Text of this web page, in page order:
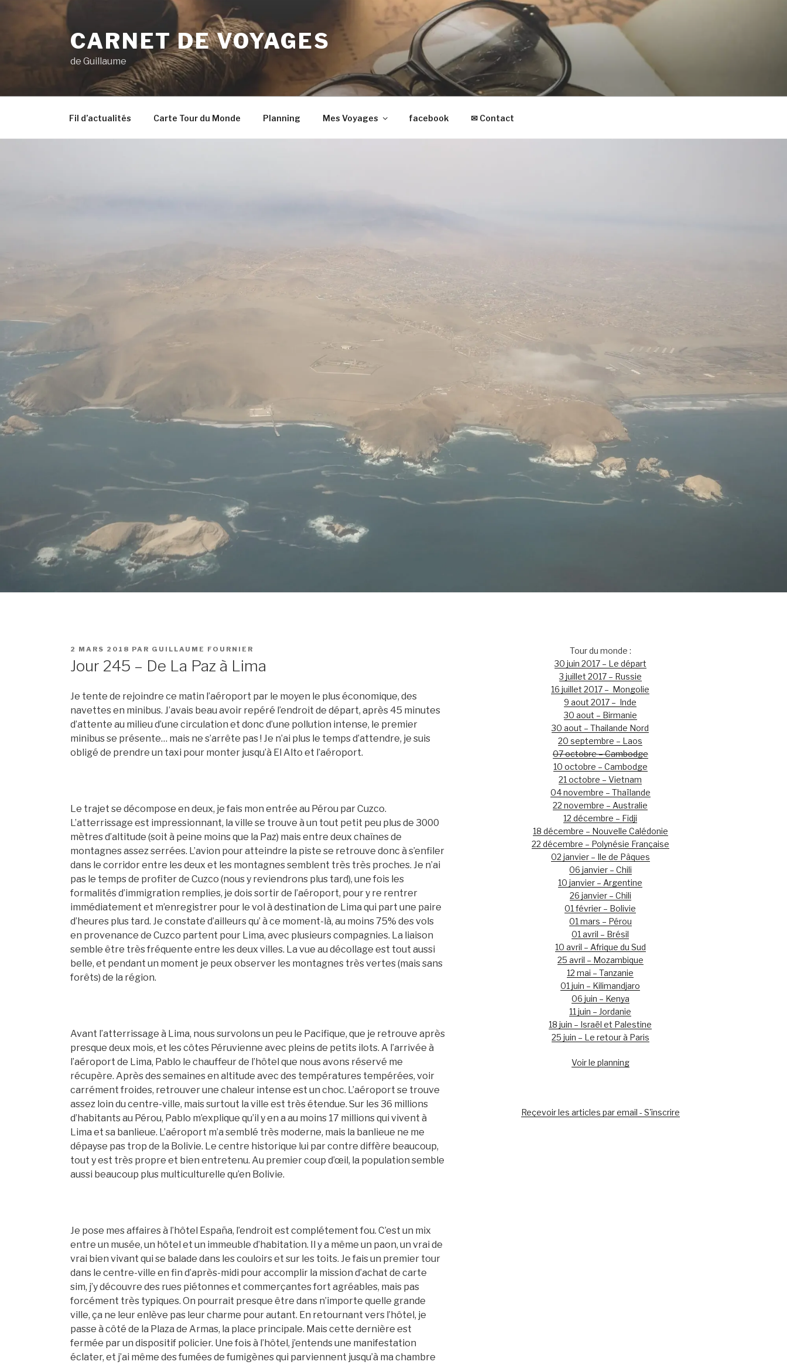
CARNET DE VOYAGES
de Guillaume
Fil d’actualités Carte Tour du Monde Planning Mes Voyages facebook ✉ Contact
PUBLIÉ
2 MARS 2018 PAR GUILLAUME FOURNIER
Jour 245 – De La Paz à Lima
Je tente de rejoindre ce matin l’aéroport par le moyen le plus économique, des
navettes en minibus. J’avais beau avoir repéré l’endroit de départ, après 45 minutes
d’attente au milieu d’une circulation et donc d’une pollution intense, le premier
minibus se présente… mais ne s’arrête pas ! Je n’ai plus le temps d’attendre, je suis
obligé de prendre un taxi pour monter jusqu’à El Alto et l’aéroport.
Le trajet se décompose en deux, je fais mon entrée au Pérou par Cuzco.
L’atterrissage est impressionnant, la ville se trouve à un tout petit peu plus de 3000
mètres d’altitude (soit à peine moins que la Paz) mais entre deux chaînes de
montagnes assez serrées. L’avion pour atteindre la piste se retrouve donc à s’enfiler
dans le corridor entre les deux et les montagnes semblent très très proches. Je n’ai
pas le temps de profiter de Cuzco (nous y reviendrons plus tard), une fois les
formalités d’immigration remplies, je dois sortir de l’aéroport, pour y re rentrer
immédiatement et m’enregistrer pour le vol à destination de Lima qui part une paire
d’heures plus tard. Je constate d’ailleurs qu’ à ce moment-là, au moins 75% des vols
en provenance de Cuzco partent pour Lima, avec plusieurs compagnies. La liaison
semble être très fréquente entre les deux villes. La vue au décollage est tout aussi
belle, et pendant un moment je peux observer les montagnes très vertes (mais sans
forêts) de la région.
Avant l’atterrissage à Lima, nous survolons un peu le Pacifique, que je retrouve après
presque deux mois, et les côtes Péruvienne avec pleins de petits ilots. A l’arrivée à
l’aéroport de Lima, Pablo le chauffeur de l’hôtel que nous avons réservé me
récupère. Après des semaines en altitude avec des températures tempérées, voir
carrément froides, retrouver une chaleur intense est un choc. L’aéroport se trouve
assez loin du centre-ville, mais surtout la ville est très étendue. Sur les 36 millions
d’habitants au Pérou, Pablo m’explique qu’il y en a au moins 17 millions qui vivent à
Lima et sa banlieue. L’aéroport m’a semblé très moderne, mais la banlieue ne me
dépayse pas trop de la Bolivie. Le centre historique lui par contre diffère beaucoup,
tout y est très propre et bien entretenu. Au premier coup d’œil, la population semble
aussi beaucoup plus multiculturelle qu’en Bolivie.
Je pose mes affaires à l’hôtel España, l’endroit est complétement fou. C’est un mix
entre un musée, un hôtel et un immeuble d’habitation. Il y a même un paon, un vrai de
vrai bien vivant qui se balade dans les couloirs et sur les toits. Je fais un premier tour
dans le centre-ville en fin d’après-midi pour accomplir la mission d’achat de carte
sim, j’y découvre des rues piétonnes et commerçantes fort agréables, mais pas
forcément très typiques. On pourrait presque être dans n’importe quelle grande
ville, ça ne leur enlève pas leur charme pour autant. En retournant vers l’hôtel, je
passe à côté de la Plaza de Armas, la place principale. Mais cette dernière est
fermée par un dispositif policier. Une fois à l’hôtel, j’entends une manifestation
éclater, et j’ai même des fumées de fumigènes qui parviennent jusqu’à ma chambre
Tour du monde :
30 juin 2017 – Le départ
3 juillet 2017 – Russie
16 juillet 2017 – Mongolie
9 aout 2017 – Inde
30 aout – Birmanie
30 aout – Thailande Nord
20 septembre – Laos
07 octobre – Cambodge
10 octobre – Cambodge
21 octobre – Vietnam
04 novembre – Thaïlande
22 novembre – Australie
12 décembre – Fidji
18 décembre – Nouvelle Calédonie
22 décembre – Polynésie Française
02 janvier – Ile de Pâques
06 janvier – Chili
10 janvier – Argentine
26 janvier – Chili
01 février – Bolivie
01 mars – Pérou
01 avril – Brésil
10 avril – Afrique du Sud
25 avril – Mozambique
12 mai – Tanzanie
01 juin – Kilimandjaro
06 juin – Kenya
11 juin – Jordanie
18 juin – Israël et Palestine
25 juin – Le retour à Paris
Voir le planning
Reçevoir les articles par email - S'inscrire